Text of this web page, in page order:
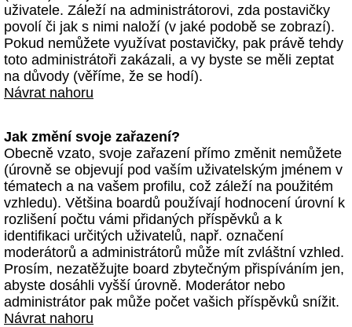
uživatele. Záleží na administrátorovi, zda postavičky
povolí či jak s nimi naloží (v jaké podobě se zobrazí).
Pokud nemůžete využívat postavičky, pak právě tehdy
toto administrátoři zakázali, a vy byste se měli zeptat
na důvody (věříme, že se hodí).
Návrat nahoru
Jak změní svoje zařazení?
Obecně vzato, svoje zařazení přímo změnit nemůžete
(úrovně se objevují pod vaším uživatelským jménem v
tématech a na vašem profilu, což záleží na použitém
vzhledu). Většina boardů používají hodnocení úrovní k
rozlišení počtu vámi přidaných příspěvků a k
identifikaci určitých uživatelů, např. označení
moderátorů a administrátorů může mít zvláštní vzhled.
Prosím, nezatěžujte board zbytečným přispíváním jen,
abyste dosáhli vyšší úrovně. Moderátor nebo
administrátor pak může počet vašich příspěvků snížit.
Návrat nahoru